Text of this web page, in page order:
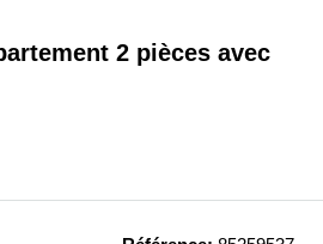
2 pièces avec